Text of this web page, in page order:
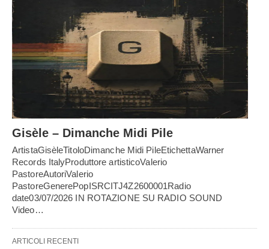
Gisèle – Dimanche Midi Pile
ArtistaGisèleTitoloDimanche Midi PileEtichettaWarner
Records ItalyProduttore artisticoValerio
PastoreAutoriValerio
PastoreGenerePopISRCITJ4Z2600001Radio
date03/07/2026 IN ROTAZIONE SU RADIO SOUND
Video…
ARTICOLI RECENTI